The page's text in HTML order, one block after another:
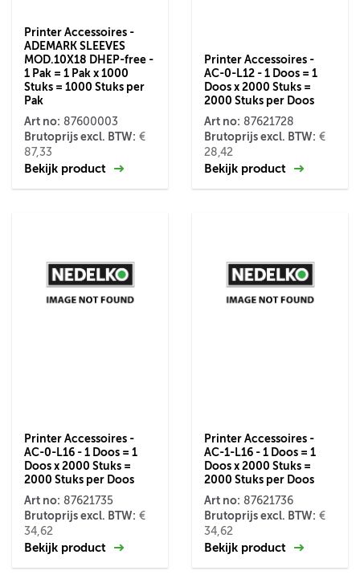
Printer Accessoires -
ADEMARK SLEEVES
MOD.10X18 DHEP-free -
1 Pak = 1 Pak x 1000
Stuks = 1000 Stuks per
Pak
Art no: 87600003
Brutoprijs excl. BTW: €
87,33
Bekijk product
Printer Accessoires -
AC-0-L12 - 1 Doos = 1
Doos x 2000 Stuks =
2000 Stuks per Doos
Art no: 87621728
Brutoprijs excl. BTW: €
28,42
Bekijk product
Printer Accessoires -
AC-0-L16 - 1 Doos = 1
Doos x 2000 Stuks =
2000 Stuks per Doos
Art no: 87621735
Brutoprijs excl. BTW: €
34,62
Bekijk product
Printer Accessoires -
AC-1-L16 - 1 Doos = 1
Doos x 2000 Stuks =
2000 Stuks per Doos
Art no: 87621736
Brutoprijs excl. BTW: €
34,62
Bekijk product